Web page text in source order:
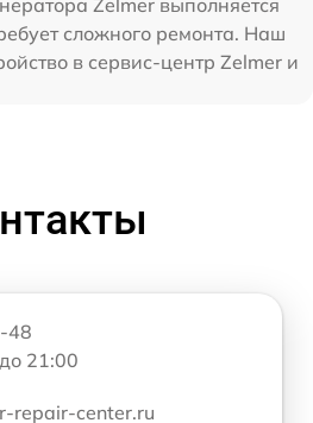
Zelmer выполняется
сложного ремонта. Наш
в сервис-центр Zelmer и
48
21:00
repair-center.ru